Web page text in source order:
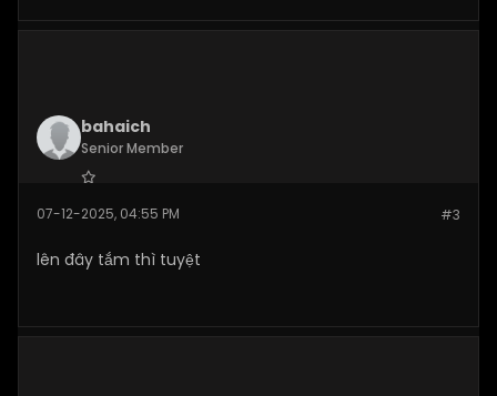
bahaich
Senior Member
Posts:263 #3
07-12-2025, 04:55 PM
lên đây tắm thì tuyệt